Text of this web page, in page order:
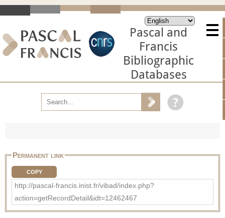
Pascal and
Francis
Bibliographic
Databases
Permanent link
COPY
http://pascal-francis.inist.fr/vibad/index.php?
action=getRecordDetail&idt=12462467